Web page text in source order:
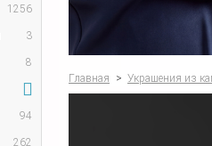
1256
3
8
94
262
Главная > Украшения из